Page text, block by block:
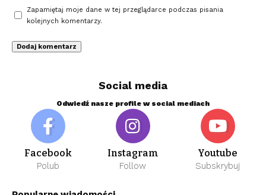
Zapamiętaj moje dane w tej przeglądarce podczas pisania
kolejnych komentarzy.
Social media
Odwiedź nasze profile w social mediach
Facebook
Polub
Instagram
Follow
Youtube
Subskrybuj